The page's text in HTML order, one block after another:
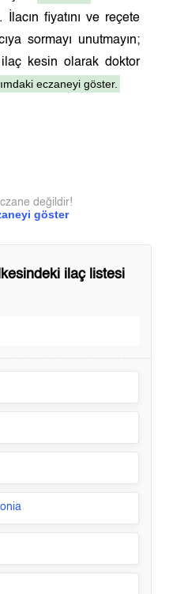
fiyatını ve reçete
sormayı unutmayın;
kesin olarak doktor
eczaneyi göster.
göster
değildir!
ilaç listesi